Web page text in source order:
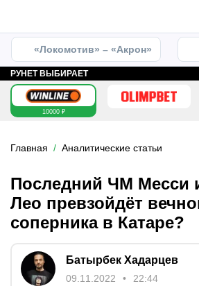
«Локомотив» – «Акрон»
РУНЕТ ВЫБИРАЕТ
10000 ₽
Главная Аналитические статьи
Последний ЧМ Месси
Лео превзойдёт
соперника в Катаре?
Батырбек Хадарцев
09.11.2022 22:44